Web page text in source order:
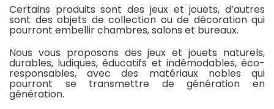
Certains produits sont des jeux et jouets, d’autres
sont des objets de collection ou de décoration qui
pourront embellir chambres, salons et bureaux.
Nous vous proposons des jeux et jouets naturels,
durables, ludiques, éducatifs et indémodables, éco-
responsables, avec des matériaux nobles qui
pourront se transmettre de génération en
génération.